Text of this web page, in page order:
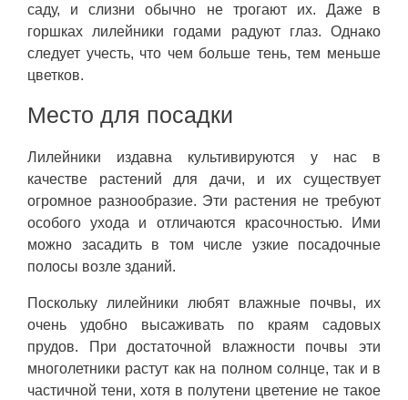
саду, и слизни обычно не трогают их. Даже в
горшках лилейники годами радуют глаз. Однако
следует учесть, что чем больше тень, тем меньше
цветков.
Место для посадки
Лилейники издавна культивируются у нас в
качестве растений для дачи, и их существует
огромное разнообразие. Эти растения не требуют
особого ухода и отличаются красочностью. Ими
можно засадить в том числе узкие посадочные
полосы возле зданий.
Поскольку лилейники любят влажные почвы, их
очень удобно высаживать по краям садовых
прудов. При достаточной влажности почвы эти
многолетники растут как на полном солнце, так и в
частичной тени, хотя в полутени цветение не такое